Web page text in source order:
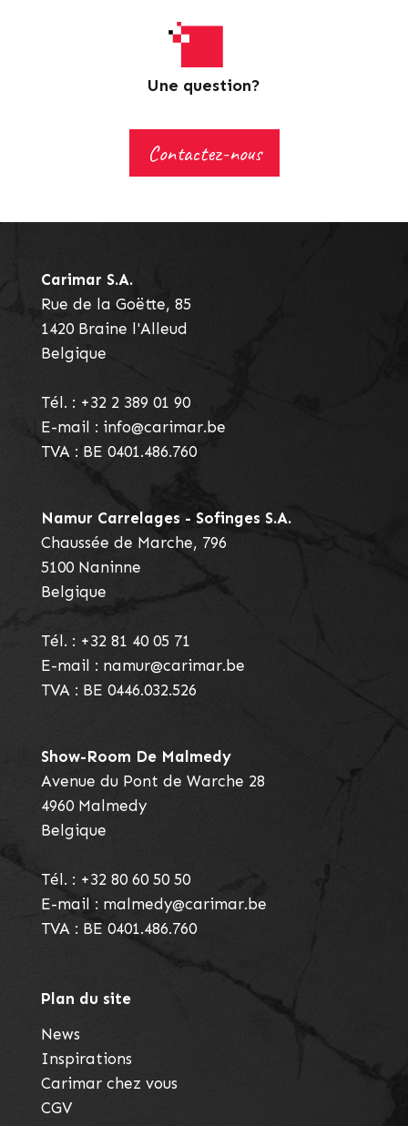
Une question?
Contactez-nous
Carimar S.a.
Rue de la Goëtte, 85
1420 Braine l'Alleud
Belgique
Tél. : +32 2 389 01 90
E-mail : info@carimar.be
TVA : BE 0401.486.760
Namur Carrelages - Sofinges S.a.
Chaussée de Marche, 796
5100 Naninne
Belgique
Tél. : +32 81 40 05 71
E-mail : namur@carimar.be
TVA : BE 0446.032.526
Show-Room De Malmedy
Avenue du Pont de Warche 28
4960 Malmedy
Belgique
Tél. : +32 80 60 50 50
E-mail : malmedy@carimar.be
TVA : BE 0401.486.760
Plan du site
News
Inspirations
Carimar chez vous
CGV